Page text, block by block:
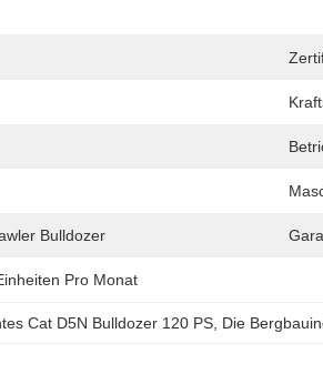
Bulldozer
Pro Monat
Cat D5N Bulldozer 120 PS Die